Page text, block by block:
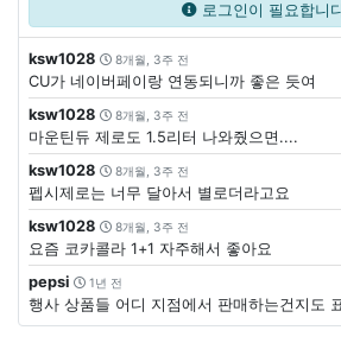
로그인이 필요합니
ksw1028 8개월, 3주 전
CU가 네이버페이랑 연동되니까 좋은 듯여
ksw1028
8개월, 3주 전
마운틴듀 제로도 1.5리터 나와줬으면....
ksw1028
8개월, 3주 전
펩시제로는 너무 달아서 별로더라고요
ksw1028
8개월, 3주 전
요즘 코카콜라 1+1 자주해서 좋아요
pepsi
1년 전
행사 상품들 어디 지점에서 판매하는건지도